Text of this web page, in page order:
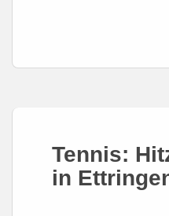
Tennis:
in